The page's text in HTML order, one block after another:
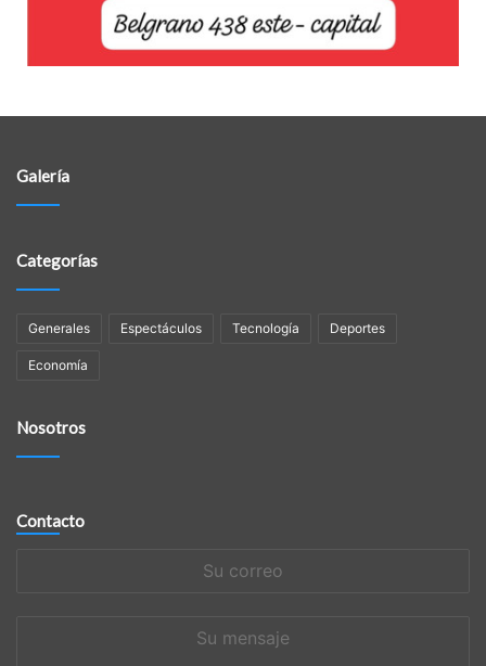
Galería
Categorías
Generales Espectáculos Tecnología Deportes
Economía
Nosotros
Contacto